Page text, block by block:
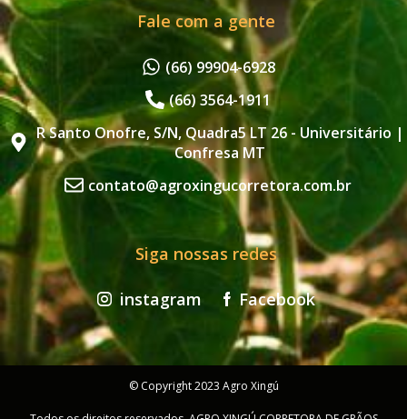
Fale com a gente
(66) 99904-6928
(66) 3564-1911
R Santo Onofre, S/N, Quadra5 LT 26 - Universitário |
Confresa MT
contato@agroxingucorretora.com.br
Siga nossas redes
instagram Facebook
© Copyright 2023 Agro Xingú